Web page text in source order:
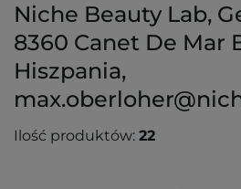
Niche Beauty Lab,
8360 Canet De Mar
Hiszpania,
Ilość produktów: 22